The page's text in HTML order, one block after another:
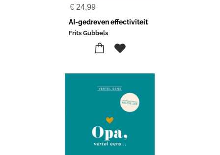
€ 24,99
AI-gedreven effectiviteit
Frits Gubbels